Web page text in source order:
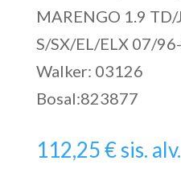
MARENGO 1.9
S/SX/EL/ELX 07/
Walker: 03126
Bosal:823877
112,25€sis. alv.